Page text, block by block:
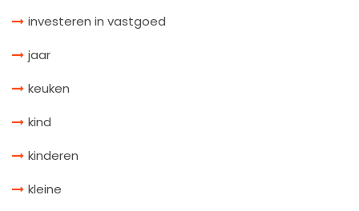
investeren in vastgoed
jaar
keuken
kind
kinderen
kleine